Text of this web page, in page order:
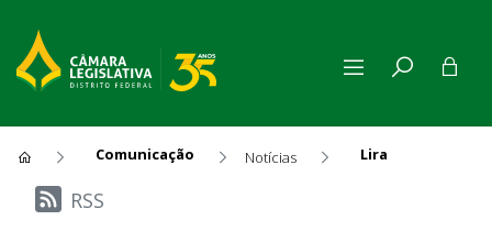
Comunicação Notícias Lira
Últimas Notícias
RSS